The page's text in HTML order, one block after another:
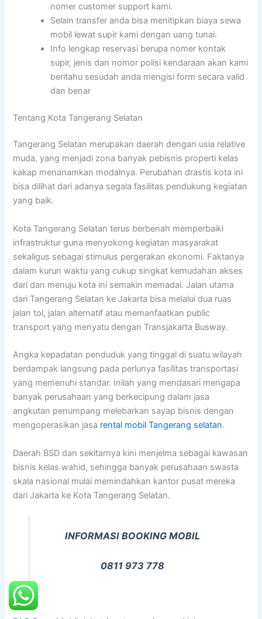
nomer customer support kami.
Selain transfer anda bisa menitipkan biaya sewa
mobil lewat supir kami dengan uang tunai.
Info lengkap reservasi berupa nomer kontak
supir, jenis dan nomor polisi kendaraan akan kami
beritahu sesudah anda mengisi form secara valid
dan benar
Tentang Kota Tangerang Selatan
Tangerang Selatan merupakan daerah dengan usia relative
muda, yang menjadi zona banyak pebisnis properti kelas
kakap menanamkan modalnya. Perubahan drastis kota ini
bisa dilihat dari adanya segala fasilitas pendukung kegiatan
yang baik.
Kota Tangerang Selatan terus berbenah memperbaiki
infrastruktur guna menyokong kegiatan masyarakat
sekaligus sebagai stimulus pergerakan ekonomi. Faktanya
dalam kurun waktu yang cukup singkat kemudahan akses
dari dan menuju kota ini semakin memadai. Jalan utama
dari Tangerang Selatan ke Jakarta bisa melalui dua ruas
jalan tol, jalan alternatif atau memanfaatkan public
transport yang menyatu dengan Transjakarta Busway.
Angka kepadatan penduduk yang tinggal di suatu wilayah
berdampak langsung pada perlunya fasilitas transportasi
yang memenuhi standar. Inilah yang mendasari mengapa
banyak perusahaan yang berkecipung dalam jasa
angkutan penumpang melebarkan sayap bisnis dengan
mengoperasikan jasa rental mobil Tangerang selatan.
Daerah BSD dan sekitarnya kini menjelma sebagai kawasan
bisnis kelas wahid, sehingga banyak perusahaan swasta
skala nasional mulai memindahkan kantor pusat mereka
dari Jakarta ke Kota Tangerang Selatan.
INFORMASI BOOKING MOBIL
0811 973 778